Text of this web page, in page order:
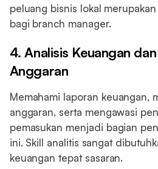
peluang bisnis lokal
bagi branch manager.
4. Analisis Keuangan
Anggaran
Memahami laporan keuangan,
anggaran, serta mengawasi
pemasukan menjadi bagian
ini. Skill analitis sangat
keuangan tepat sasaran.